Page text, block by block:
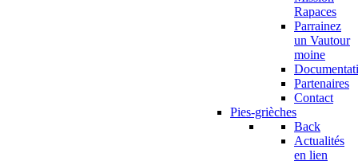
Rapaces
Parrainez
un Vautour
moine
Partenaires
Contact
Pies-grièches
Back
Actualités
en lien